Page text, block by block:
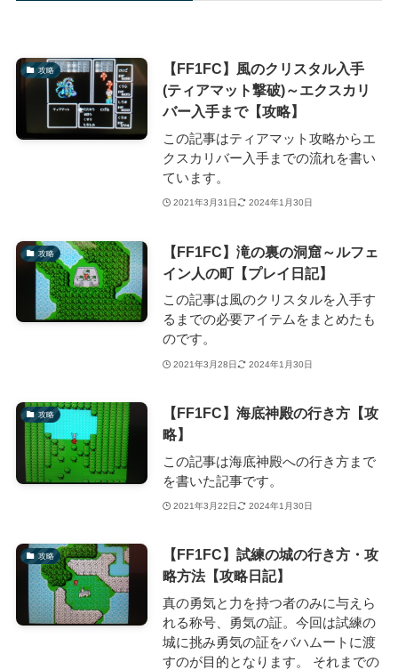
攻略
【FF1FC】風のクリスタル入手
(ティアマット撃破)～エクスカリ
バー入手まで【攻略】
この記事はティアマット攻略からエ
クスカリバー入手までの流れを書い
ています。
2021年3月31日 2024年1月30日
攻略
【FF1FC】滝の裏の洞窟～ルフェ
イン人の町【プレイ日記】
この記事は風のクリスタルを入手す
るまでの必要アイテムをまとめたも
のです。
2021年3月28日 2024年1月30日
攻略
【FF1FC】海底神殿の行き方【攻
略】
この記事は海底神殿への行き方まで
を書いた記事です。
2021年3月22日 2024年1月30日
攻略
【FF1FC】試練の城の行き方・攻
略方法【攻略日記】
真の勇気と力を持つ者のみに与えら
れる称号、勇気の証。今回は試練の
城に挑み勇気の証をバハムートに渡
すのが目的となります。 それまでの